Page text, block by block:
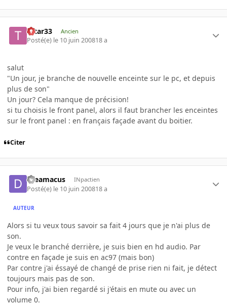
tatar33 Ancien
Posté(e) le 10 juin 200818 a
salut
"Un jour, je branche de nouvelle enceinte sur le pc, et depuis
plus de son"
Un jour? Cela manque de précision!
si tu choisis le front panel, alors il faut brancher les enceintes
sur le front panel : en français façade avant du boitier.
Citer
dreamacus INpactien
Posté(e) le 10 juin 200818 a
AUTEUR
Alors si tu veux tous savoir sa fait 4 jours que je n'ai plus de
son.
Je veux le branché derrière, je suis bien en hd audio. Par
contre en façade je suis en ac97 (mais bon)
Par contre j'ai éssayé de changé de prise rien ni fait, je détect
toujours mais pas de son.
Pour info, j'ai bien regardé si j'étais en mute ou avec un
volume 0.